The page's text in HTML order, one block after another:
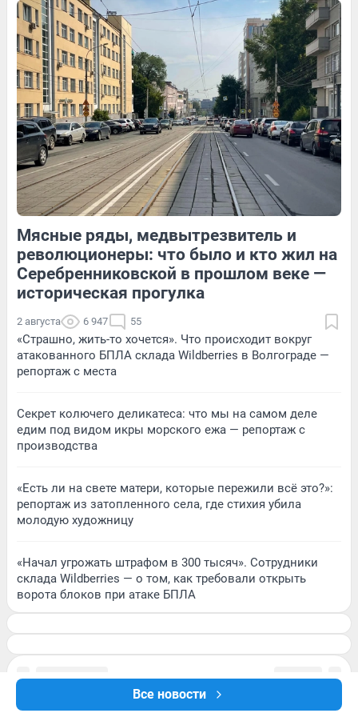
Все новости
203 2
45 Обсудить 8 Обсудить
131
Мясные ряды, медвытрезвитель и
революционеры: что было и кто жил на
Серебренниковской в прошлом веке —
историческая прогулка
2 августа 6 947 55
«Страшно, жить-то хочется». Что происходит вокруг
атакованного БПЛА склада Wildberries в Волгограде —
репортаж с места
Секрет колючего деликатеса: что мы на самом деле
едим под видом икры морского ежа — репортаж с
производства
«Есть ли на свете матери, которые пережили всё это?»:
репортаж из затопленного села, где стихия убила
молодую художницу
«Начал угрожать штрафом в 300 тысяч». Сотрудники
склада Wildberries — о том, как требовали открыть
ворота блоков при атаке БПЛА